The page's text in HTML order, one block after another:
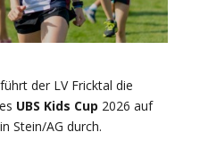
der LV Fricktal die
UBS Kids Cup 2026 auf
Stein/AG durch.